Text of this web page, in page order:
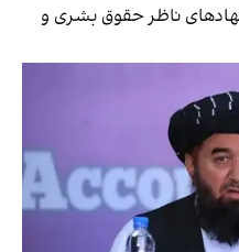
ناظر حقوق بشری و